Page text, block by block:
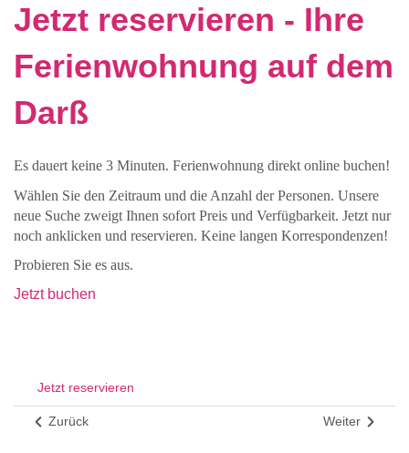
Jetzt reservieren - Ihre
Ferienwohnung auf dem
Darß
Es dauert keine 3 Minuten. Ferienwohnung direkt online buchen!
Wählen Sie den Zeitraum und die Anzahl der Personen. Unsere
neue Suche zweigt Ihnen sofort Preis und Verfügbarkeit. Jetzt nur
noch anklicken und reservieren. Keine langen Korrespondenzen!
Probieren Sie es aus.
Jetzt buchen
Jetzt reservieren
Zurück Weiter